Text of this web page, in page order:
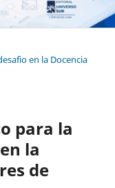
en la Docencia
para la
la
de